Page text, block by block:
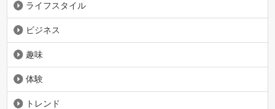
ライフスタイル
ビジネス
趣味
体験
トレンド